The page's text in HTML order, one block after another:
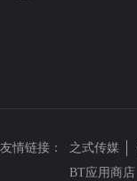
友情链接： 之式传媒
BT应用商店